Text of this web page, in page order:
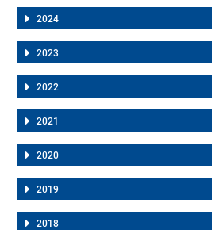
2024
2023
2022
2021
2020
2019
2018